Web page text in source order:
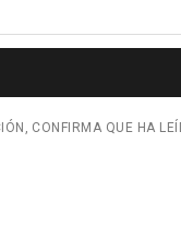
CONFIRMA QUE HA